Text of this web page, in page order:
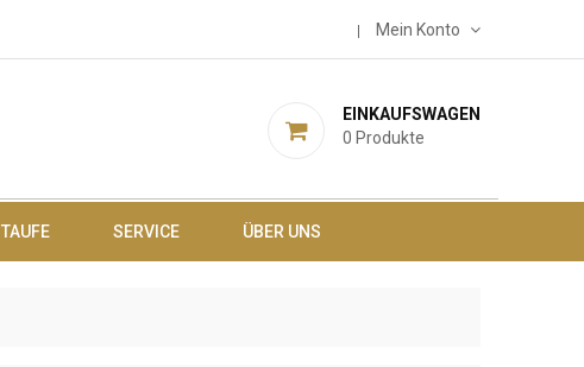
Mein Konto
EINKAUFSWAGEN
0 Produkte
TAUFE SERVICE ÜBER UNS